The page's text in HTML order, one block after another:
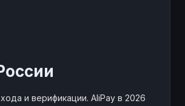
и верификации. AliPay в 2026